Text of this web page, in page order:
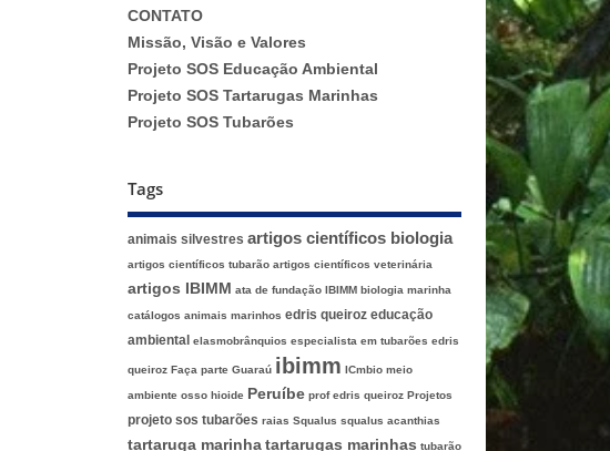
CONTATO
Missão, Visão e Valores
Projeto SOS Educação Ambiental
Projeto SOS Tartarugas Marinhas
Projeto SOS Tubarões
Tags
animais silvestres artigos científicos biologia
artigos científicos tubarão artigos científicos veterinária
artigos IBIMM ata de fundação IBIMM biologia marinha
catálogos animais marinhos edris queiroz educação
ambiental
elasmobrânquios especialista em tubarões edris
queiroz Faça parte Guaraú ibimm ICmbio meio
ambiente osso hioide Peruíbe prof edris queiroz Projetos
projeto sos tubarões raias Squalus squalus acanthias
tartaruga marinha tartarugas marinhas tubarão